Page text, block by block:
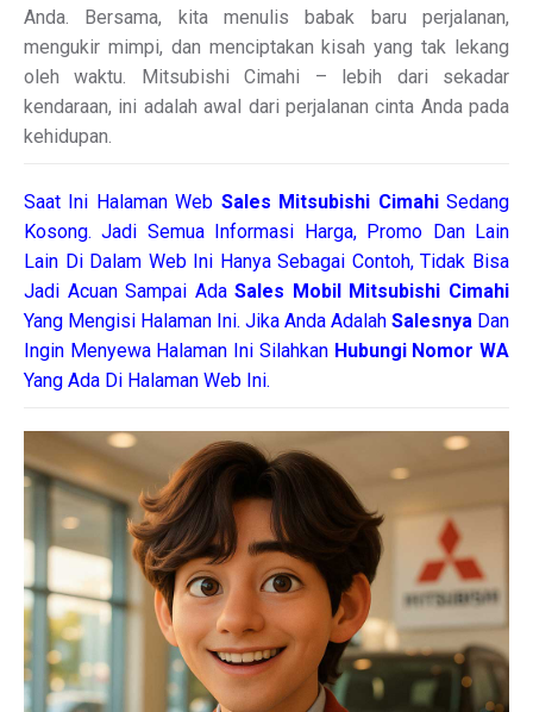
Anda. Bersama, kita menulis babak baru perjalanan,
mengukir mimpi, dan menciptakan kisah yang tak lekang
oleh waktu. Mitsubishi Cimahi – lebih dari sekadar
kendaraan, ini adalah awal dari perjalanan cinta Anda pada
kehidupan.
Saat Ini Halaman Web Sales Mitsubishi CimahiSedang
Kosong. Jadi Semua Informasi Harga, Promo Dan Lain
Lain Di Dalam Web Ini Hanya Sebagai Contoh, Tidak Bisa
Jadi Acuan Sampai AdaSales Mobil Mitsubishi Cimahi
Yang Mengisi Halaman Ini. Jika Anda Adalah Salesnya Dan
Ingin Menyewa Halaman Ini Silahkan Hubungi Nomor WA
Yang Ada Di Halaman Web Ini.